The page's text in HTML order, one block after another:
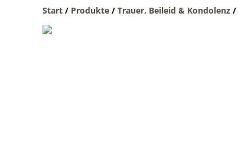
Start / Produkte / Trauer, Beileid & Kondolenz /